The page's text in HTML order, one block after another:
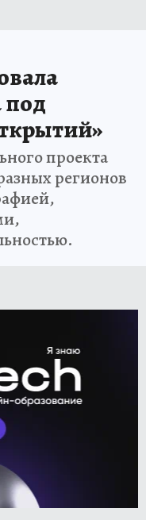
под
проекта
регионов